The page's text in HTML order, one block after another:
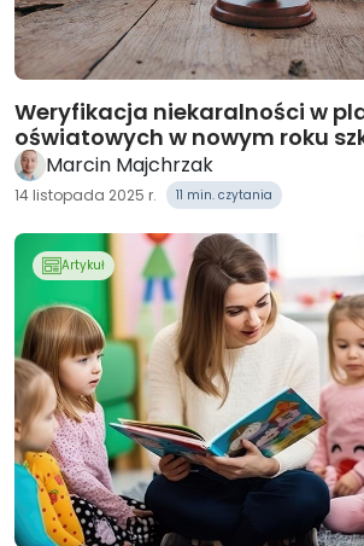
Weryfikacja niekaralności w
oświatowych w nowym roku
Marcin Majchrzak
14 listopada 2025 r. 11 min. czytania
Artykuł